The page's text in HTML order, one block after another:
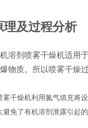
理及过程分析
溶剂喷雾干燥机适用
物质。所以喷雾干燥
雾干燥机利用氮气填充将
避免了有机溶剂泄露引起的